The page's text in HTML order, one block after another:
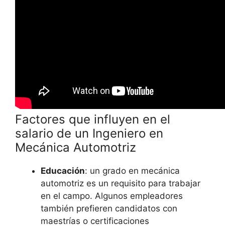
Factores que influyen en el
salario de un Ingeniero en
Mecánica Automotriz
Educación: un grado en mecánica
automotriz es un requisito para trabajar
en el campo. Algunos empleadores
también prefieren candidatos con
maestrías o certificaciones